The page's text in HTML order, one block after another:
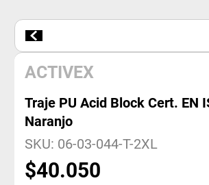
ACTIVEX
Traje PU Acid Block Cert. EN
Naranjo
SKU: 06-03-044-T-2XL
$40.050